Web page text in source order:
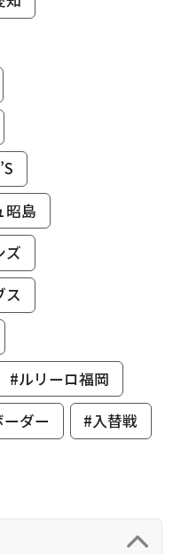
昭島
ズ
ス
#ルリーロ福岡
ダー #入替戦